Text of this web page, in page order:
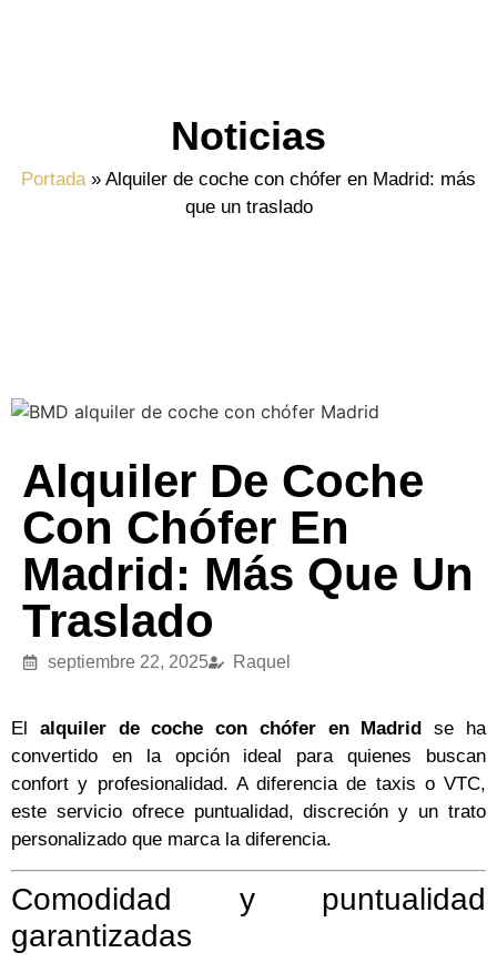
Noticias
Portada» Alquiler de coche con chófer en Madrid: más
que un traslado
Alquiler De Coche
Con Chófer En
Madrid: Más Que Un
Traslado
septiembre 22, 2025 Raquel
El alquiler de coche con chófer en Madrid
se ha
convertido en la opción ideal para quienes buscan
confort y profesionalidad. A diferencia de taxis o VTC,
este servicio ofrece puntualidad, discreción y un trato
personalizado que marca la diferencia.
Comodidad y puntualidad
garantizadas